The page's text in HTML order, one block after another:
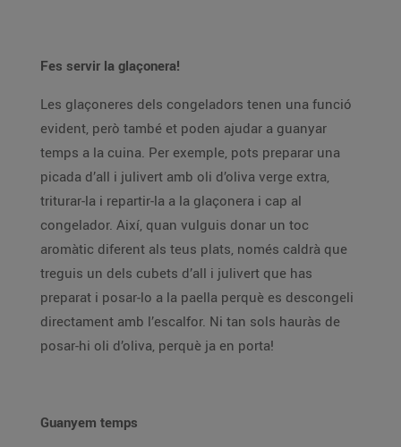
Fes servir la glaçonera!
Les glaçoneres dels congeladors tenen una funció
evident, però també et poden ajudar a guanyar
temps a la cuina. Per exemple, pots preparar una
picada d’all i julivert amb oli d’oliva verge extra,
triturar-la i repartir-la a la glaçonera i cap al
congelador. Així, quan vulguis donar un toc
aromàtic diferent als teus plats, només caldrà que
treguis un dels cubets d’all i julivert que has
preparat i posar-lo a la paella perquè es descongeli
directament amb l’escalfor. Ni tan sols hauràs de
posar-hi oli d’oliva, perquè ja en porta!
Guanyem temps